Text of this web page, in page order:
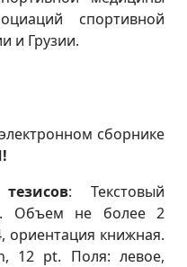
спортивной
и Грузии.
сборнике
: Текстовый
Объем не более 2
ориентация книжная.
12 pt. Поля: левое,